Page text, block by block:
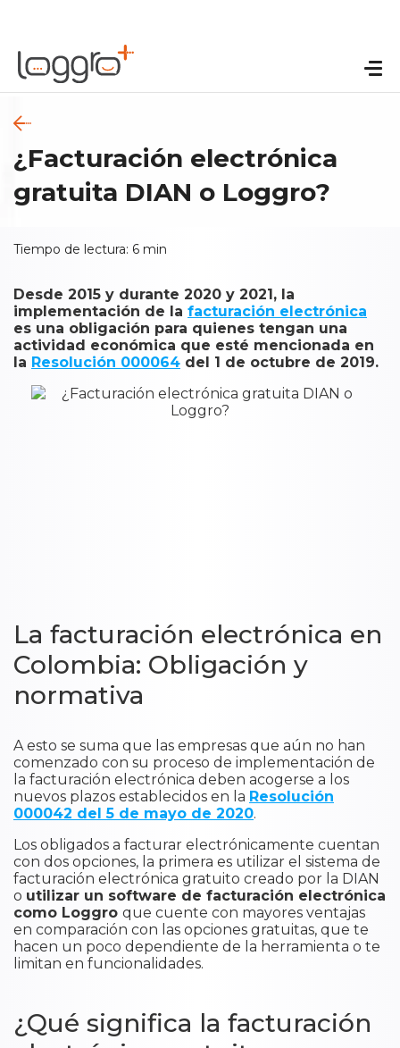
¿Facturación electrónica
gratuita DIAN o Loggro?
Tiempo de lectura: 6 min
Desde 2015 y durante 2020 y 2021, la
implementación de la facturación electrónica
es una obligación para quienes tengan una
actividad económica que esté mencionada en
la Resolución 000064 del 1 de octubre de 2019.
La facturación electrónica en
Colombia: Obligación y
normativa
A esto se suma que las empresas que aún no han
comenzado con su proceso de implementación de
la facturación electrónica deben acogerse a los
nuevos plazos establecidos en la Resolución
000042 del 5 de mayo de 2020.
Los obligados a facturar electrónicamente cuentan
con dos opciones, la primera es utilizar el sistema de
facturación electrónica gratuito creado por la DIAN
o utilizar un software de facturación electrónica
como Loggro que cuente con mayores ventajas
en comparación con las opciones gratuitas, que te
hacen un poco dependiente de la herramienta o te
limitan en funcionalidades.
¿Qué significa la facturación